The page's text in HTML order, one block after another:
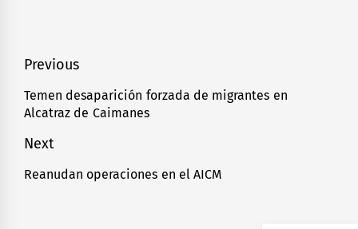
Navegación
de
entradas
Previous
Previous
post:
Temen desaparición forzada de migrantes en
Alcatraz de Caimanes
Next
Next
Reanudan operaciones en el AICM